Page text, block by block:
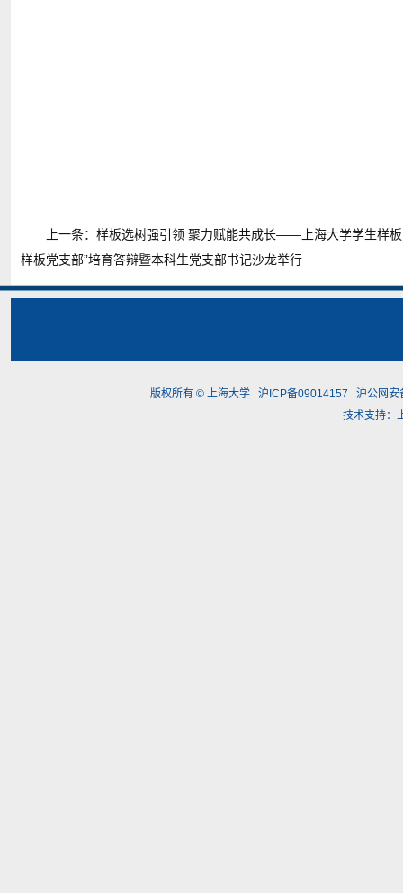
上一条：样板选树强引领 聚力赋能共成长——上海大学学生样
样板党支部”培育答辩暨本科生党支部书记沙龙举行
版权所有 © 上海大学 沪ICP备09014157
沪公网
技术支持：